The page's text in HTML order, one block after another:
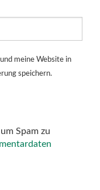
meine Website in
speichern.
Spam zu